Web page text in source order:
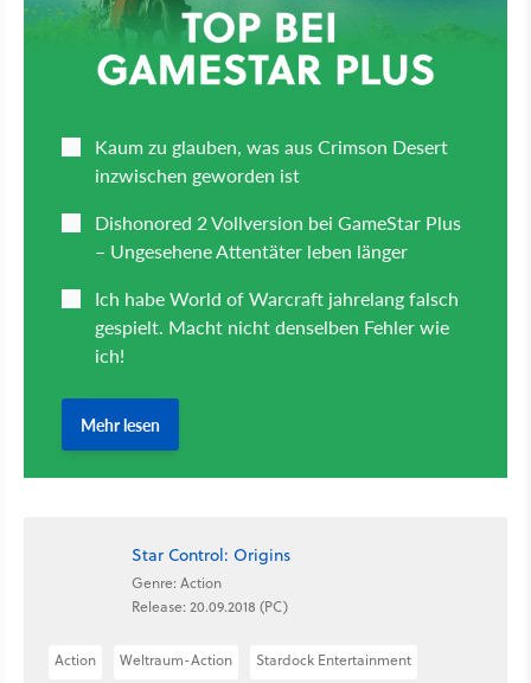
Star Control: Origins
Genre: Action
Release: 20.09.2018 (PC)
Action Weltraum-Action Stardock Entertainment